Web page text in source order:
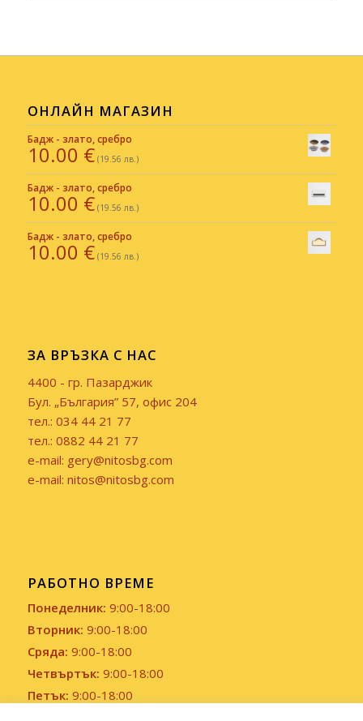
ОНЛАЙН МАГАЗИН
Бадж - злато, сребро
10.00 €(19.56 лв.)
Бадж - злато, сребро
10.00 €(19.56 лв.)
Бадж - злато, сребро
10.00 €(19.56 лв.)
ЗА ВРЪЗКА С НАС
4400 - гр. Пазарджик
Бул. „България” 57, офис 204
тел.: 034 44 21 77
тел.: 0882 44 21 77
e-mail: gery@nitosbg.com
e-mail: nitos@nitosbg.com
РАБОТНО ВРЕМЕ
Понеделник: 9:00-18:00
Вторник: 9:00-18:00
Сряда: 9:00-18:00
Четвъртък: 9:00-18:00
Петък: 9:00-18:00